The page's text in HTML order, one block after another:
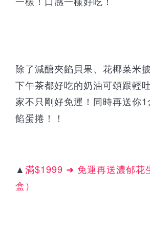
除了減醣夾餡貝果、花椰菜米
下午茶都好吃的奶油可頌跟輕
家不只剛好免運！同時再送你
餡蛋捲！！
▲滿$1999 ➜ 免運再送濃郁花
盒）